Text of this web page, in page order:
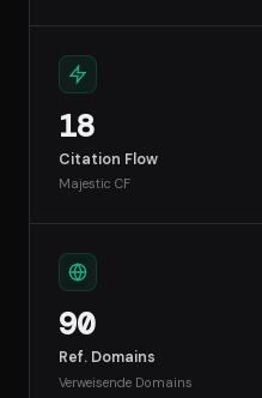
18
Citation Flow
Majestic CF
90
Ref. Domains
Verweisende Domains